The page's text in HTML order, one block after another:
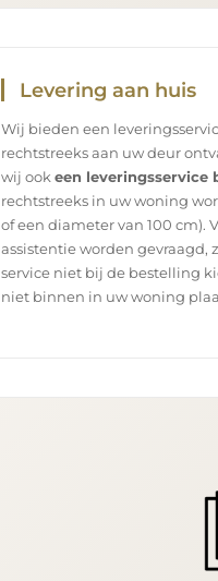
Levering aan huis
Wij bieden een
rechtstreeks aan uw deur
wij ook een leveringsservice
rechtstreeks in uw woning
of een diameter van 100 cm).
assistentie worden gevraagd,
service niet bij de bestelling
niet binnen in uw woning